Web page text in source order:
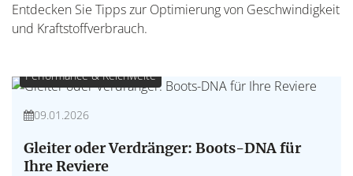
Entdecken Sie Tipps zur Optimierung von Geschwindigkeit
und Kraftstoffverbrauch.
Performance & Reichweite
09.01.2026
Gleiter oder Verdränger: Boots-DNA für
Ihre Reviere